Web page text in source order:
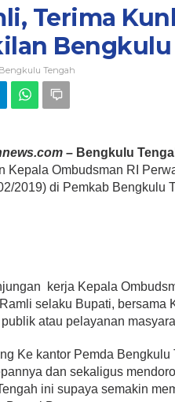
Terima
Bengkulu
Bengkulu Tengah
– Bengkulu
Kepala Ombudsman RI
2019) di Pemkab Bengkulu
kerja Kepala
selaku Bupati,
atau pelayanan
Ke kantor Pemda
dan sekaligus
ini supaya semakin